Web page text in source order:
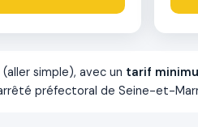
simple), avec un tarif
préfectoral de Seine-et-